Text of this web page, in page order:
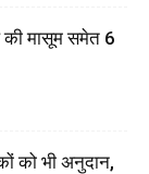
की मासूम समेत 6
को भी अनुदान,